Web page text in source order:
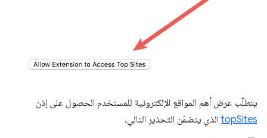
يتطلّب عرض أهم المواقع الإلكترونية للمستخدم الحصول على إذن
topSites الذي يتضمّن التحذير التالي.